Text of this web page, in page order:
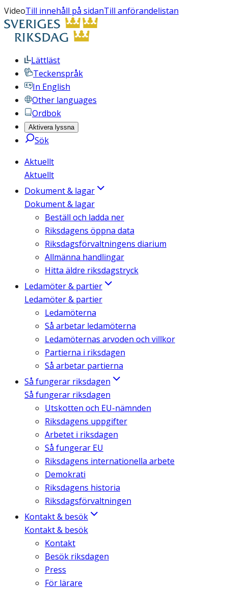
VideoTill innehåll på sidanTill anförandelistan
Lättläst
Teckenspråk
In English
Other languages
Ordbok
Aktivera lyssna
Sök
Aktuellt
Aktuellt
Dokument & lagar
Dokument & lagar
Beställ och ladda ner
Riksdagens öppna data
Riksdagsförvaltningens diarium
Allmänna handlingar
Hitta äldre riksdagstryck
Ledamöter & partier
Ledamöter & partier
Ledamöterna
Så arbetar ledamöterna
Ledamöternas arvoden och villkor
Partierna i riksdagen
Så arbetar partierna
Så fungerar riksdagen
Så fungerar riksdagen
Utskotten och EU-nämnden
Riksdagens uppgifter
Arbetet i riksdagen
Så fungerar EU
Riksdagens internationella arbete
Demokrati
Riksdagens historia
Riksdagsförvaltningen
Kontakt & besök
Kontakt & besök
Kontakt
Besök riksdagen
Press
För lärare